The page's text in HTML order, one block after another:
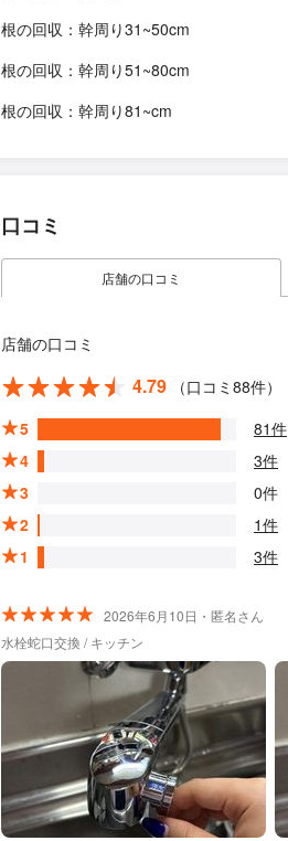
根の回収：幹周り31~50cm
根の回収：幹周り51~80cm
根の回収：幹周り81~cm
口コミ
店舗の口コミ
店舗の口コミ
4.79
（口コミ88件）
5
81件
4
3件
3
0件
2
1件
1
3件
2026年6月10日・匿名さん
水栓蛇口交換 / キッチン